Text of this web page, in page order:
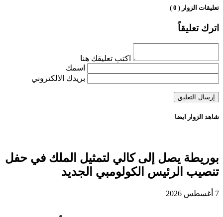
تعليقات الزوار ( 0 )
اترك تعليقاً
اكتب تعليقك هنا
اسمك
بريدك الالكتروني
شاهد الزوار ايضا
بوريطة يصل إلى كالي لتمثيل الملك في حفل
تنصيب الرئيس الكولومبي الجديد
7 أغسطس 2026